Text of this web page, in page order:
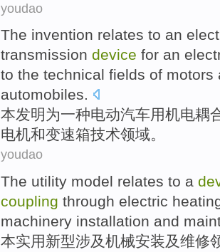
youdao
The invention relates to an
transmission device for an
to the technical fields of motors
automobiles.
本发明为一种电动汽车用机电耦
电机和变速箱技术领域。
youdao
The utility model relates to a
coupling through electric
machinery installation and
本实用新型涉及机械安装及维修